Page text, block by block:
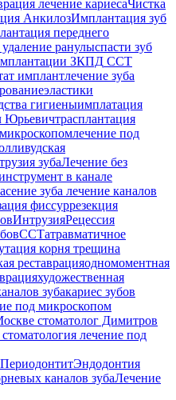
лечение кариесаЧистка
АнкилозИмплантация зуб
переднего
удаление ранулыспасти зуб
ЗКПД ССТ
имплантлечение зуба
эластики
гигиеныимплатация
Юрьевичтрасплантация
лечение под
зубаЛечение без
в канале
зуба лечение каналов
фиссуррезекция
ИнтрузияРецессия
ССТатравматичное
корня трещина
реставрацияодномоментная
художественная
зубакариес зубов
под микроскопом
стоматолог Димитров
лечение под
ПериодонтитЭндодонтия
каналов зубаЛечение